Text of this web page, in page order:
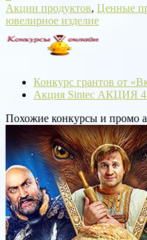
Акции продуктов, Ценные
ювелирное изделие
Конкурс грантов от
Акция Sintec АКЦИЯ
Похожие конкурсы и промо